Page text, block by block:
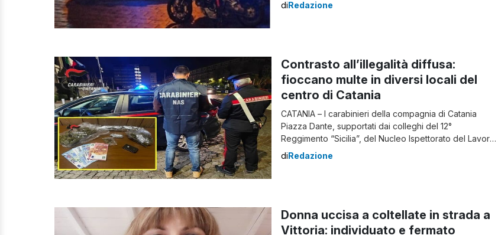
diRedazione
Contrasto all’illegalità diffusa:
fioccano multe in diversi locali del
centro di Catania
CATANIA – I carabinieri della compagnia di Catania
Piazza Dante, supportati dai colleghi del 12°
Reggimento “Sicilia”, del Nucleo Ispettorato del Lavoro
e del NAS di Catania, insieme al personale dell’Asp e
diRedazione
Donna uccisa a coltellate in strada a
Vittoria: individuato e fermato